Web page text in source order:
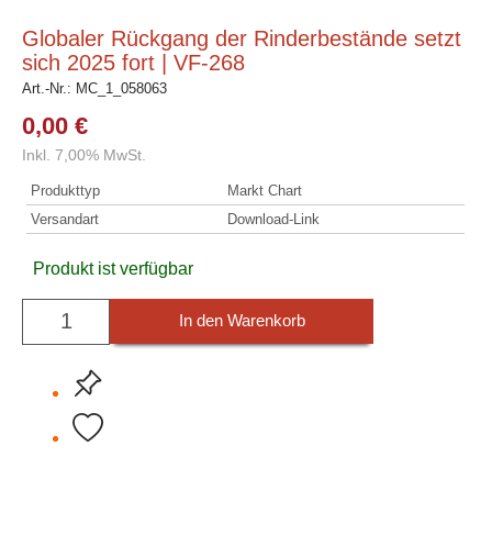
Globaler Rückgang der Rinderbestände setzt
sich 2025 fort | VF-268
Art.-Nr.: MC_1_058063
0,00 €
Inkl. 7,00% MwSt.
Produkttyp
Markt Chart
Versandart
Download-Link
Produkt ist verfügbar
In den Warenkorb